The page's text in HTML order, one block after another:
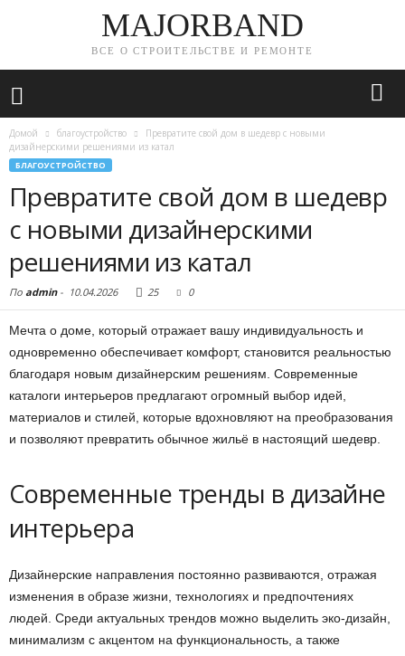
MAJORBAND
ВСЕ О СТРОИТЕЛЬСТВЕ И РЕМОНТЕ
Домой благоустройство
Превратите свой дом в шедевр с новыми
дизайнерскими решениями из катал
БЛАГОУСТРОЙСТВО
Превратите свой дом в шедевр
с новыми дизайнерскими
решениями из катал
По admin- 10.04.2026 25 0
Мечта о доме, который отражает вашу индивидуальность и
одновременно обеспечивает комфорт, становится реальностью
благодаря новым дизайнерским решениям. Современные
каталоги интерьеров предлагают огромный выбор идей,
материалов и стилей, которые вдохновляют на преобразования
и позволяют превратить обычное жильё в настоящий шедевр.
Современные тренды в дизайне
интерьера
Дизайнерские направления постоянно развиваются, отражая
изменения в образе жизни, технологиях и предпочтениях
людей. Среди актуальных трендов можно выделить эко-дизайн,
минимализм с акцентом на функциональность, а также